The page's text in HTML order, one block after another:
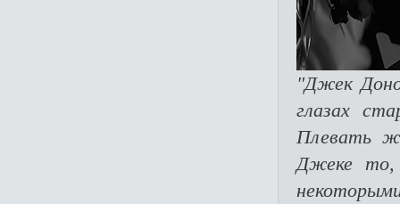
"Джек
глазах
Плевать
Джеке то,